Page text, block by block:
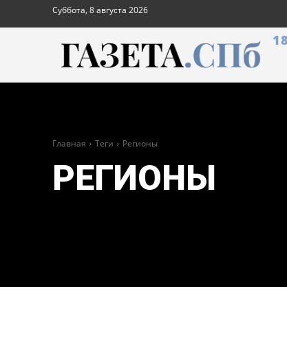
Суббота, 8 августа 2026
Главная Теги Регионы
РЕГИОНЫ